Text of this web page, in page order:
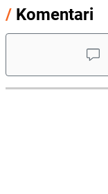
/ Komentari